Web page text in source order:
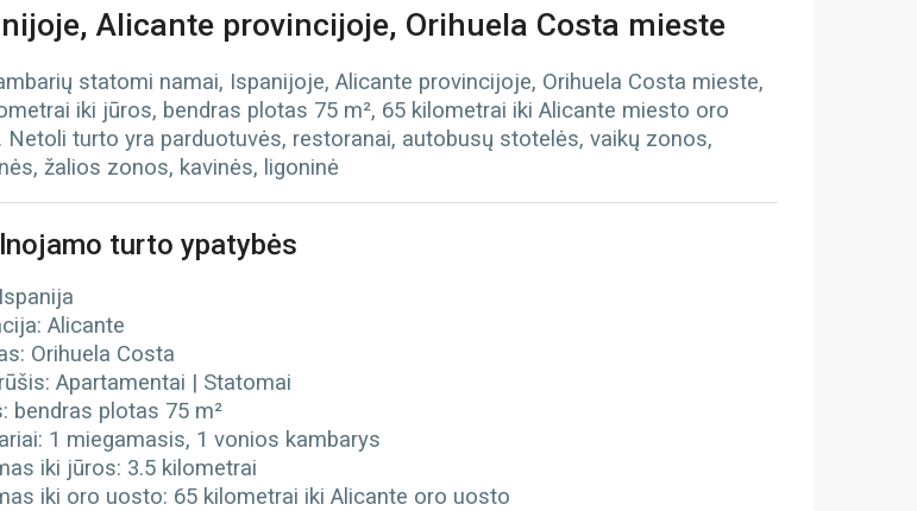
Alicante provincijoje, Orihuela Costa mieste
statomi namai, Ispanijoje, Alicante provincijoje, Orihuela Costa mieste,
iki jūros, bendras plotas 75 m², 65 kilometrai iki Alicante miesto oro
Netoli turto yra parduotuvės, restoranai, autobusų stotelės, vaikų zonos,
žalios zonos, kavinės, ligoninė
turto ypatybės
Alicante
Orihuela Costa
Apartamentai | Statomai
bendras plotas 75 m²
1 miegamasis, 1 vonios kambarys
iki jūros: 3.5 kilometrai
iki oro uosto: 65 kilometrai iki Alicante oro uosto